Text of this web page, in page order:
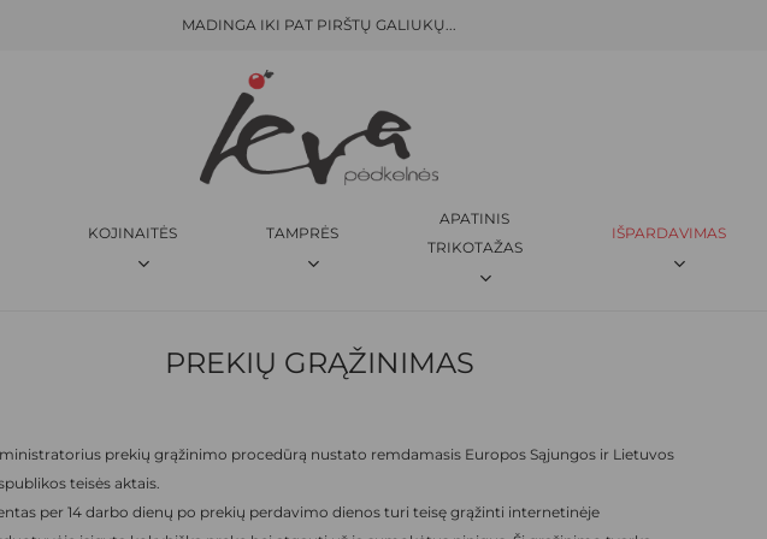
MADINGA IKI PAT PIRŠTŲ GALIUKŲ...
KOJINAITĖS TAMPRĖS
APATINIS
TRIKOTAŽAS
IŠPARDAVIMAS
PREKIŲ GRĄŽINIMAS
prekių grąžinimo procedūrą nustato remdamasis Europos Sąjungos ir Lietuvos
teisės aktais.
per 14 darbo dienų po prekių perdavimo dienos turi teisę grąžinti internetinėje